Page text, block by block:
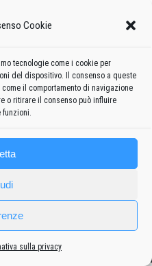
Cookie
tecnologie come i cookie per
del dispositivo. Il consenso a queste
il comportamento di navigazione
o ritirare il consenso può influire
funzioni.
sulla privacy
e
manifestazioni delle
Cookie policy